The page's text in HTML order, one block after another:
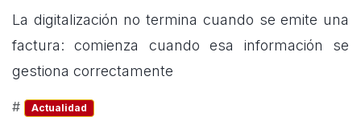
La digitalización no termina cuando se emite una
factura: comienza cuando esa información se
gestiona correctamente
# Actualidad